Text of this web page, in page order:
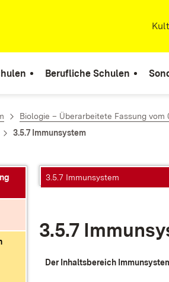
Berufliche Schulen
Biologie – Überarbeitete Fassung vom
3.5.7 Immunsystem
3.5.7 Immunsystem
3.5.7
Der In­halts­be­reich